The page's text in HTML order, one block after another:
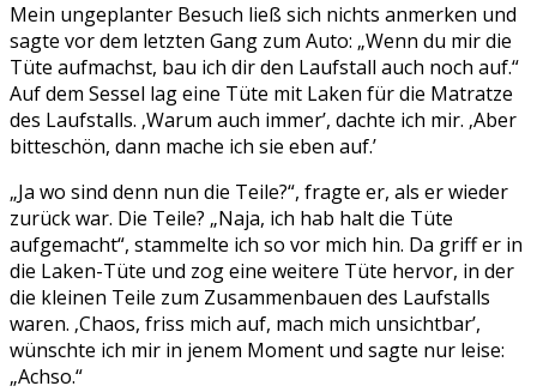
Mein ungeplanter Besuch ließ sich nichts anmerken und
sagte vor dem letzten Gang zum Auto: „Wenn du mir die
Tüte aufmachst, bau ich dir den Laufstall auch noch auf.“
Auf dem Sessel lag eine Tüte mit Laken für die Matratze
des Laufstalls. ‚Warum auch immer’, dachte ich mir. ‚Aber
bitteschön, dann mache ich sie eben auf.’
„Ja wo sind denn nun die Teile?“, fragte er, als er wieder
zurück war. Die Teile? „Naja, ich hab halt die Tüte
aufgemacht“, stammelte ich so vor mich hin. Da griff er in
die Laken-Tüte und zog eine weitere Tüte hervor, in der
die kleinen Teile zum Zusammenbauen des Laufstalls
waren. ‚Chaos, friss mich auf, mach mich unsichtbar’,
wünschte ich mir in jenem Moment und sagte nur leise:
„Achso.“